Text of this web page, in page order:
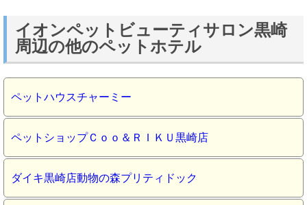
イオンペットビューティサロン黒崎
周辺の他のペットホテル
ペットハウスチャーミー
ペットショップＣｏｏ＆ＲＩＫＵ黒崎店
ダイキ黒崎店動物の森プリティドック